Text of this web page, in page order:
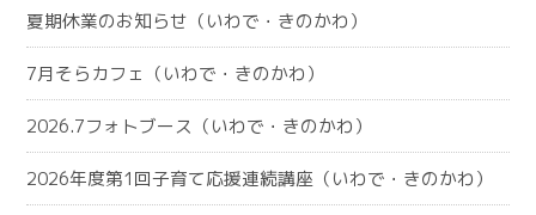
夏期休業のお知らせ（いわで・きのかわ）
7月そらカフェ（いわで・きのかわ）
2026.7フォトブース（いわで・きのかわ）
2026年度第1回子育て応援連続講座（いわで・きのかわ）